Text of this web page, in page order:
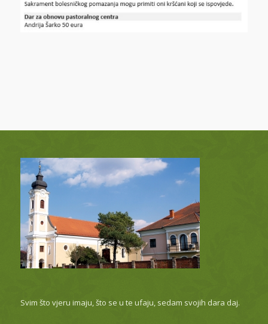
Svim što vjeru imaju, što se u te ufaju, sedam svojih dara daj.